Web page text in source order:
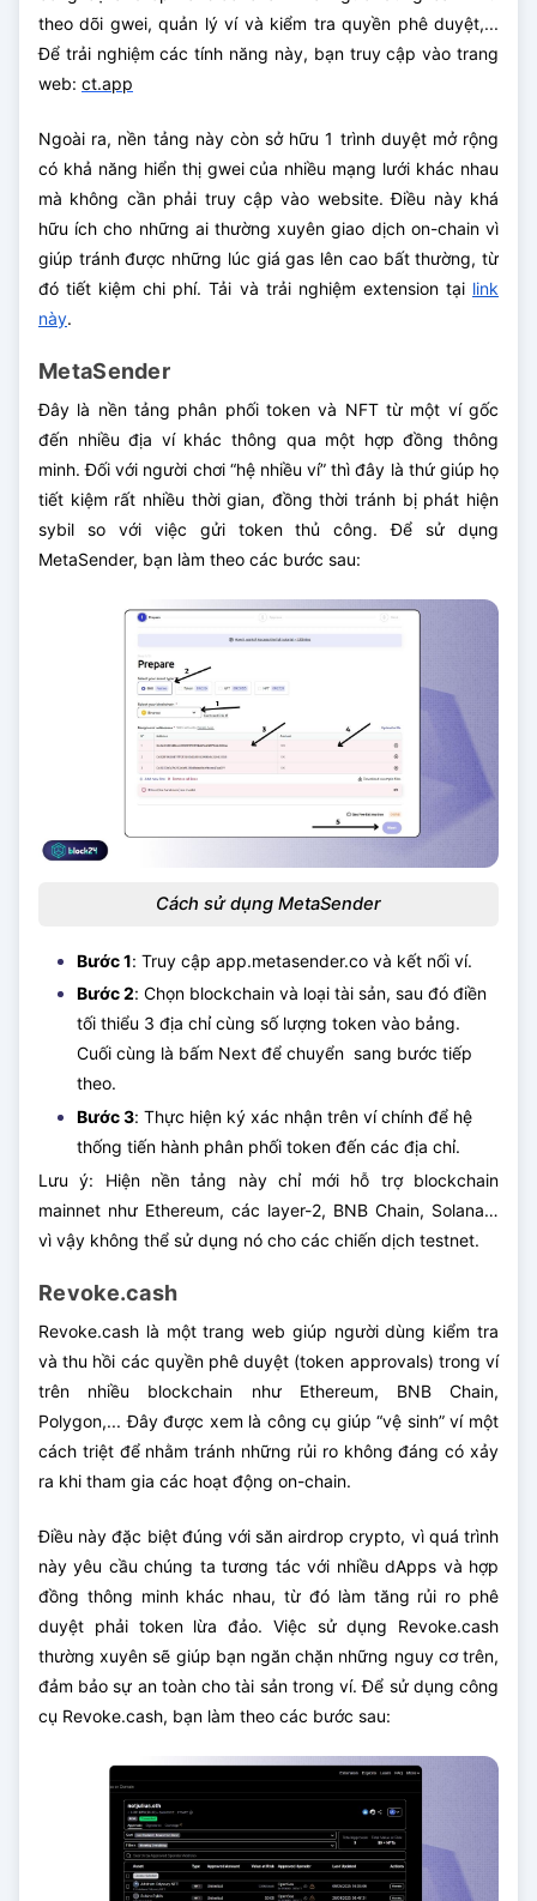
theo dõi gwei, quản lý ví và kiểm tra quyền phê duyệt,...
Để trải nghiệm các tính năng này, bạn truy cập vào trang
web: ct.app
Ngoài ra, nền tảng này còn sở hữu 1 trình duyệt mở rộng
có khả năng hiển thị gwei của nhiều mạng lưới khác nhau
mà không cần phải truy cập vào website. Điều này khá
hữu ích cho những ai thường xuyên giao dịch on-chain vì
giúp tránh được những lúc giá gas lên cao bất thường, từ
đó tiết kiệm chi phí. Tải và trải nghiệm extension tại link
này.
MetaSender
Đây là nền tảng phân phối token và NFT từ một ví gốc
đến nhiều địa ví khác thông qua một hợp đồng thông
minh. Đối với người chơi “hệ nhiều ví” thì đây là thứ giúp họ
tiết kiệm rất nhiều thời gian, đồng thời tránh bị phát hiện
sybil so với việc gửi token thủ công. Để sử dụng
MetaSender, bạn làm theo các bước sau:
Cách sử dụng MetaSender
Bước 1: Truy cập app.metasender.co và kết nối ví.
Bước 2: Chọn blockchain và loại tài sản, sau đó điền
tối thiểu 3 địa chỉ cùng số lượng token vào bảng.
Cuối cùng là bấm Next để chuyển sang bước tiếp
theo.
Bước 3: Thực hiện ký xác nhận trên ví chính để hệ
thống tiến hành phân phối token đến các địa chỉ.
Lưu ý: Hiện nền tảng này chỉ mới hỗ trợ blockchain
mainnet như Ethereum, các layer-2, BNB Chain, Solana…
vì vậy không thể sử dụng nó cho các chiến dịch testnet.
Revoke.cash
Revoke.cash là một trang web giúp người dùng kiểm tra
và thu hồi các quyền phê duyệt (token approvals) trong ví
trên nhiều blockchain như Ethereum, BNB Chain,
Polygon,... Đây được xem là công cụ giúp “vệ sinh” ví một
cách triệt để nhằm tránh những rủi ro không đáng có xảy
ra khi tham gia các hoạt động on-chain.
Điều này đặc biệt đúng với săn airdrop crypto, vì quá trình
này yêu cầu chúng ta tương tác với nhiều dApps và hợp
đồng thông minh khác nhau, từ đó làm tăng rủi ro phê
duyệt phải token lừa đảo. Việc sử dụng Revoke.cash
thường xuyên sẽ giúp bạn ngăn chặn những nguy cơ trên,
đảm bảo sự an toàn cho tài sản trong ví. Để sử dụng công
cụ Revoke.cash, bạn làm theo các bước sau: